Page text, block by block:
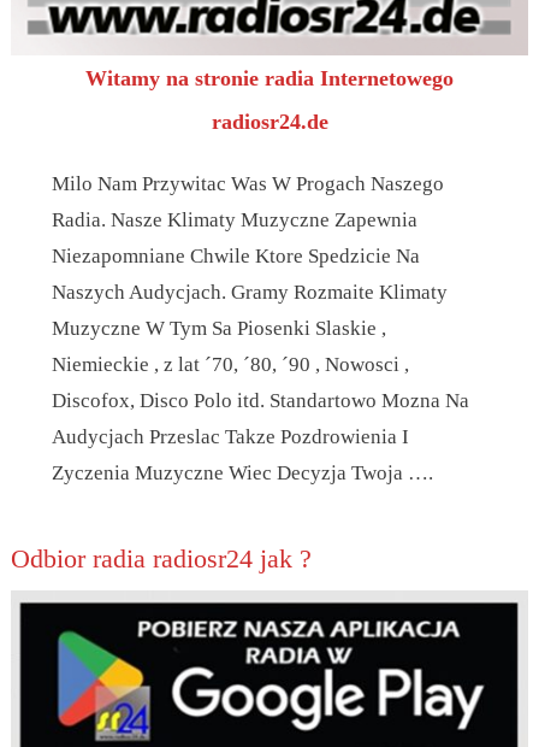
Witamy na stronie radia Internetowego
radiosr24.de
Milo Nam Przywitac Was W Progach Naszego
Radia. Nasze Klimaty Muzyczne Zapewnia
Niezapomniane Chwile Ktore Spedzicie Na
Naszych Audycjach. Gramy Rozmaite Klimaty
Muzyczne W Tym Sa Piosenki Slaskie ,
Niemieckie , z lat ´70, ´80, ´90 , Nowosci ,
Discofox, Disco Polo itd. Standartowo Mozna Na
Audycjach Przeslac Takze Pozdrowienia I
Zyczenia Muzyczne Wiec Decyzja Twoja ….
Odbior radia radiosr24 jak ?